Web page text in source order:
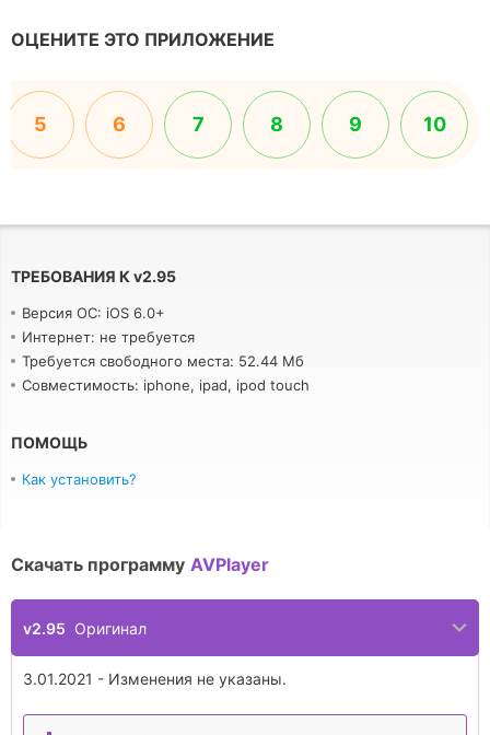
ОЦЕНИТЕ ЭТО ПРИЛОЖЕНИЕ
5 6 7 8 9 10
ТРЕБОВАНИЯ К v2.95
Версия ОС: iOS 6.0+
Интернет: не требуется
Требуется свободного места: 52.44 Мб
Совместимость: iphone, ipad, ipod touch
ПОМОЩЬ
Как установить?
Скачать программу AVPlayer
v2.95 Оригинал
3.01.2021 - Изменения не указаны.